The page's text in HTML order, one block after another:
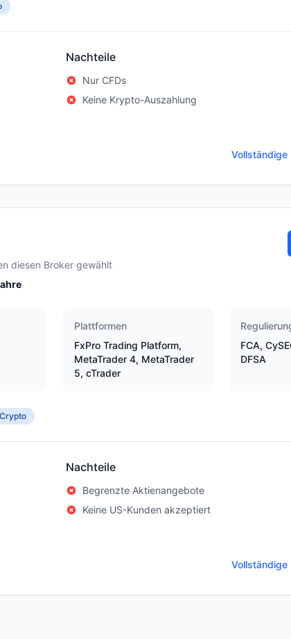
Nachteile
Nur CFDs
Keine Krypto-Auszahlung
Vollständige
diesen Broker gewählt
Plattformen
FxPro Trading Platform,
MetaTrader 4, MetaTrader
5, cTrader
FCA,
DFSA
Crypto
Nachteile
Begrenzte Aktienangebote
Keine US-Kunden akzeptiert
Vollständige